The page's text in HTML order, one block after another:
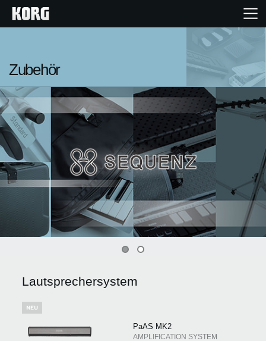
Produkte
Extras
Events
Händlersuche
Gebiet / Land
Zubehör
Lautsprechersystem
PaAS MK2
AMPLIFICATION SYSTEM